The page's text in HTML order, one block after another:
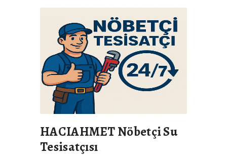
HACIAHMET Nöbetçi Su
Tesisatçısı